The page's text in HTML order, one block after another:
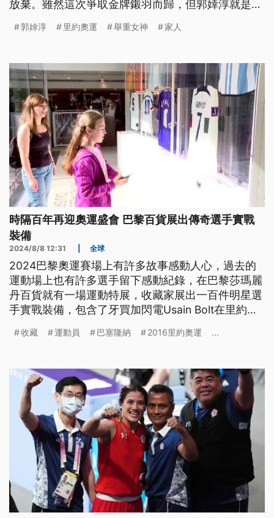
放棄。雖然這次爭取金牌鎩羽而歸，但郭婞淳就是希
淳說過，只要還能舉就會繼續舉。
郭婞淳 里約奧運 舉重女神 家人
時隔百年再迎奧運盛會 巴黎百貨展出傳奇選手實戰
裝備
2024/8/8 12:31 全球
2024巴黎奧運賽場上有許多故事感動人心，過去的
運動場上也有許多選手留下感動紀錄，在巴黎莎瑪麗
丹百貨就有一場運動特展，收藏家展出一百件明星選
手實戰裝備，包含了牙買加閃電Usain Bolt在里約奧
1992年巴塞隆納奧運的球衣。
收藏 運動員 巴塞隆納 2016里約奧運 ...